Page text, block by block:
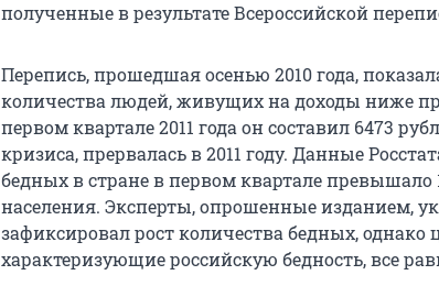
полученные в результате Всероссийской
Перепись, прошедшая осенью 2010 года,
количества людей, живущих на доходы ниже
первом квартале 2011 года он составил 6473
кризиса, прервалась в 2011 году. Данные
бедных в стране в первом квартале превышало
населения. Эксперты, опрошенные изданием,
зафиксировал рост количества бедных,
характеризующие российскую бедность, все